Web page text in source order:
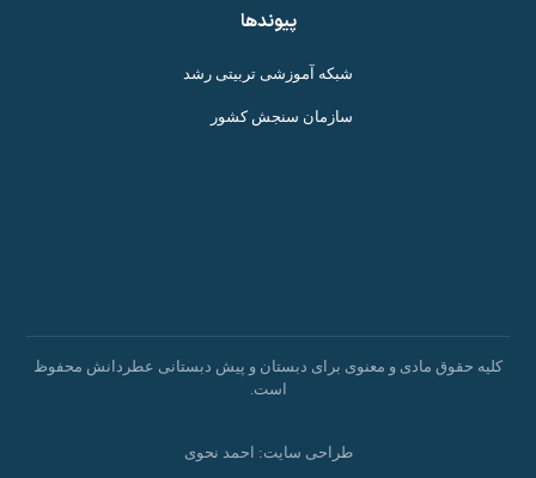
پیوندها
شبکه آموزشی تربیتی رشد
سازمان سنجش کشور
کلیه حقوق مادی و معنوی برای دبستان و پیش دبستانی عطردانش محفوظ
است.
طراحی سایت: احمد نحوی